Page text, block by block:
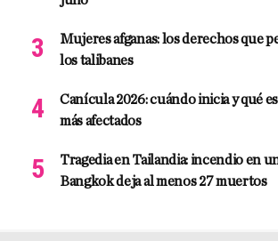
Mujeres afganas: los derechos que
los talibanes
Canícula 2026: cuándo inicia y qué
más afectados
Tragedia en Tailandia: incendio en
Bangkok deja al menos 27 muertos